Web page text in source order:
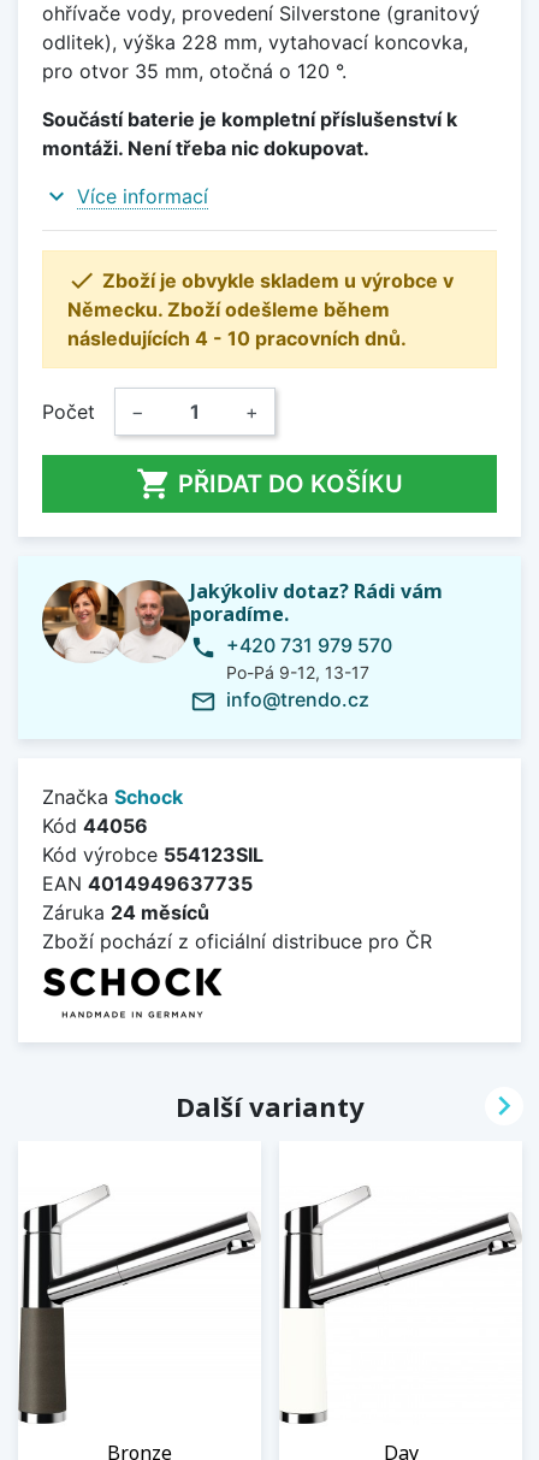
ohřívače vody, provedení Silverstone (granitový
odlitek), výška 228 mm, vytahovací koncovka,
pro otvor 35 mm, otočná o 120 °.
Součástí baterie je kompletní příslušenství k
montáži. Není třeba nic dokupovat.
expand_more Více informací
 Zboží je obvykle skladem u výrobce v
Německu. Zboží odešleme během
následujících 4 - 10 pracovních dnů.
Počet − +
 PŘIDAT DO KOŠÍKU
Jakýkoliv dotaz? Rádi vám
poradíme.
phone +420 731 979 570
Po-Pá 9-12, 13-17
mail_outline info@trendo.cz
Značka Schock
Kód 44056
Kód výrobce 554123SIL
EAN 4014949637735
Záruka 24 měsíců
Zboží pochází z oficiální distribuce pro ČR
Další varianty
Bronze Day
